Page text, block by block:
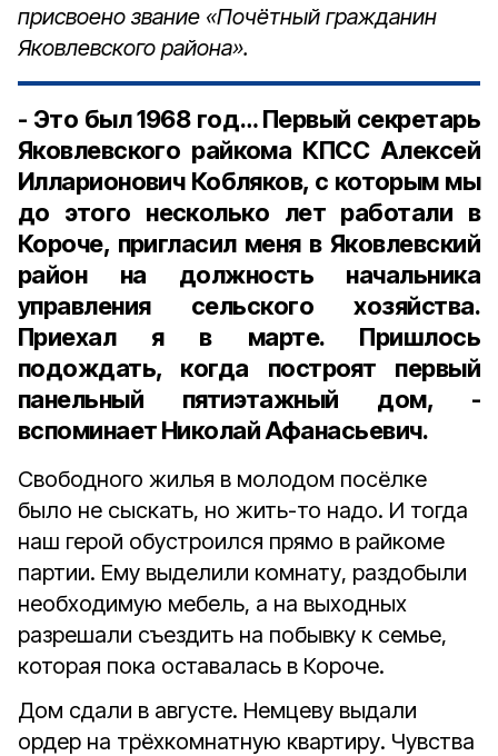
присвоено звание «Почётный гражданин
Яковлевского района».
- Это был 1968 год… Первый секретарь
Яковлевского райкома КПСС Алексей
Илларионович Кобляков, с которым мы
до этого несколько лет работали в
Короче, пригласил меня в Яковлевский
район на должность начальника
управления сельского хозяйства.
Приехал я в марте. Пришлось
подождать, когда построят первый
панельный пятиэтажный дом, -
вспоминает Николай Афанасьевич.
Свободного жилья в молодом посёлке
было не сыскать, но жить-то надо. И тогда
наш герой обустроился прямо в райкоме
партии. Ему выделили комнату, раздобыли
необходимую мебель, а на выходных
разрешали съездить на побывку к семье,
которая пока оставалась в Короче.
Дом сдали в августе. Немцеву выдали
ордер на трёхкомнатную квартиру. Чувства